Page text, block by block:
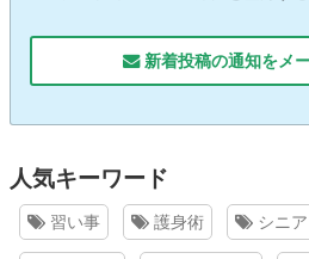
新着投稿の通知をメ
人気キーワード
習い事 護身術 シニア